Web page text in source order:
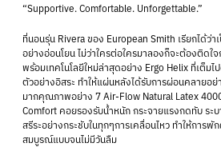
“Supportive. Comfortable. Unforgettable.”
ที่นอนรุ่น Rivera ของ European Smith เรียกได้ว่า
อย่างอ่อนโยน ไม่ว่าใครต่อใครมาลองก็จะต้องติดใ
พร้อมเทคโนโลยีใหม่ล่าสุดอย่าง Ergo Helix ที่เต็ม
ตัวอย่างอิสระ ทำให้แผ่นหลังได้รับการผ่อนคลายอ
มากคุณภาพอย่าง 7 Air-Flow Natural Latex
Comfort คอยรองรับน้ำหนัก กระจายแรงกดทับ ระ
สรีระอย่างกระชับในทุกๆการเคลื่อนไหว ทำให้การ
สมบูรณ์แบบจนไม่มีวันลืม